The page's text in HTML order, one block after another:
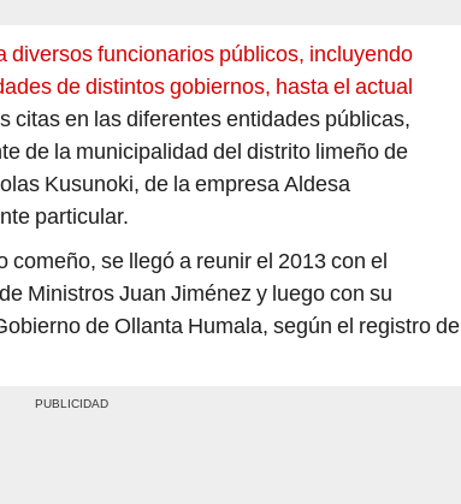
diversos funcionarios públicos, incluyendo
de distintos gobiernos, hasta el actual
citas en las diferentes entidades públicas,
de la municipalidad del distrito limeño de
Kusunoki, de la empresa Aldesa
particular.
se llegó a reunir el 2013 con el
Ministros Juan Jiménez y luego con su
de Ollanta Humala, según el registro de